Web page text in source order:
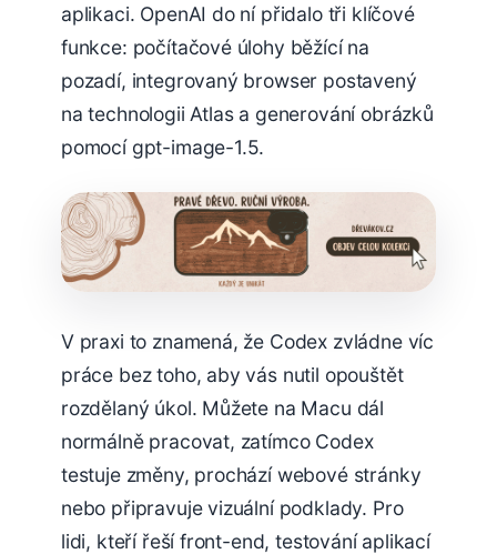
aplikaci. OpenAI do ní přidalo tři klíčové
funkce: počítačové úlohy běžící na
pozadí, integrovaný browser postavený
na technologii Atlas a generování obrázků
pomocí gpt-image-1.5.
V praxi to znamená, že Codex zvládne víc
práce bez toho, aby vás nutil opouštět
rozdělaný úkol. Můžete na Macu dál
normálně pracovat, zatímco Codex
testuje změny, prochází webové stránky
nebo připravuje vizuální podklady. Pro
lidi, kteří řeší front-end, testování aplikací